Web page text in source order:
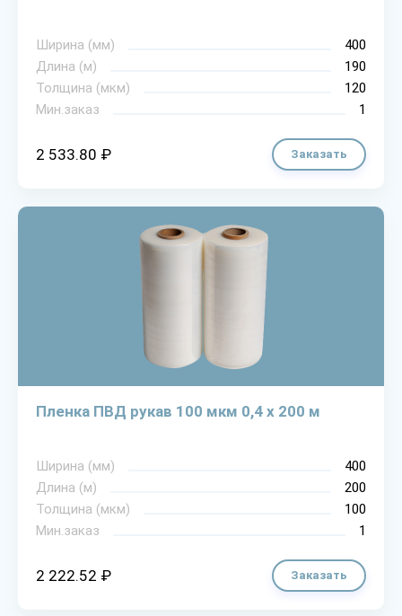
Ширина (мм)
400
Длина (м)
190
Толщина (мкм)
120
Мин.заказ
1
2 533.80 ₽ Заказать
Пленка ПВД рукав 100 мкм 0,4 х 200 м
Ширина (мм)
400
Длина (м)
200
Толщина (мкм)
100
Мин.заказ
1
2 222.52 ₽ Заказать